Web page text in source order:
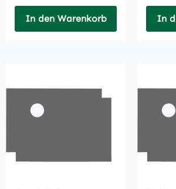
In den Warenkorb In